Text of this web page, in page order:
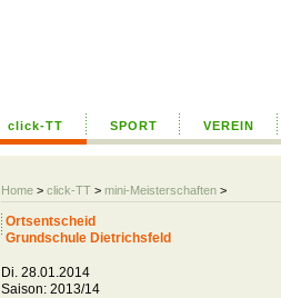
click-TT SPORT VEREIN
Home > click-TT > mini-Meisterschaften >
Ortsentscheid
Grundschule Dietrichsfeld
Di. 28.01.2014
Saison: 2013/14